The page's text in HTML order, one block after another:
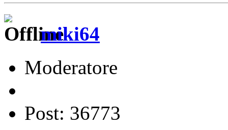
miki64
Moderatore
Post: 36773